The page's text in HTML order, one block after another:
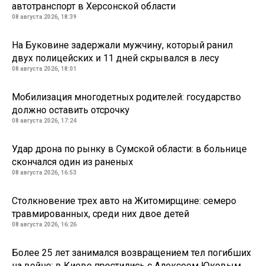
автотранспорт в Херсонской области
08 августа 2026, 18:39
На Буковине задержали мужчину, который ранил
двух полицейских и 11 дней скрывался в лесу
08 августа 2026, 18:01
Мобилизация многодетных родителей: государство
должно оставить отсрочку
08 августа 2026, 17:24
Удар дрона по рынку в Сумской области: в больнице
скончался один из раненых
08 августа 2026, 16:53
Столкновение трех авто на Житомирщине: семеро
травмированных, среди них двое детей
08 августа 2026, 16:26
Более 25 лет занимался возвращением тел погибших